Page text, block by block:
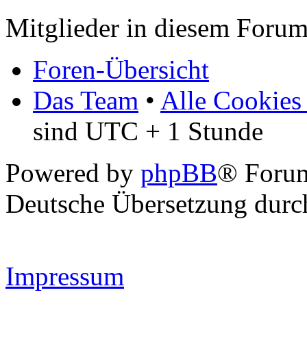
Mitglieder in diesem
Foren-Übersicht
Das Team • Alle Cookies
sind UTC + 1 Stunde
Powered by phpBB®
Deutsche Übersetzung
Impressum